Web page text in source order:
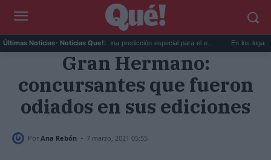
Últimas Noticias- Noticias Que!:
c... La AEMET prepara una predicción especial para el e... En los lugares
Gran Hermano:
concursantes que fueron
odiados en sus ediciones
Por Ana Rebón - 7 marzo, 2021 05:55